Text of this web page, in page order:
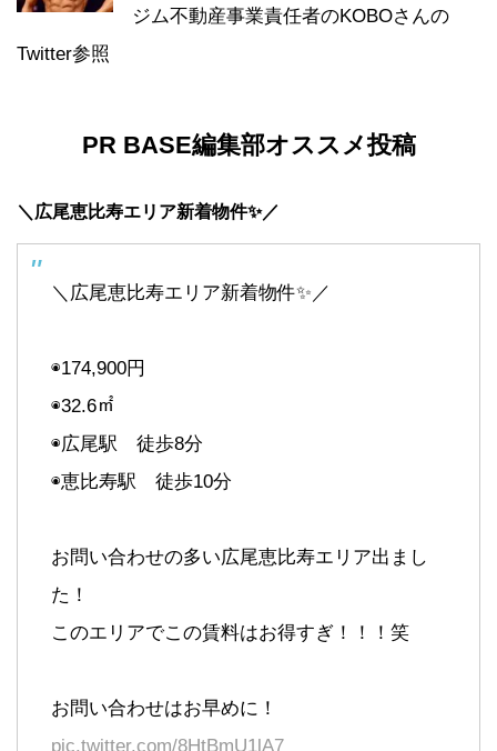
ジム不動産事業責任者のKOBOさんの
Twitter参照
PR BASE編集部オススメ投稿
＼広尾恵比寿エリア新着物件✨／
＼広尾恵比寿エリア新着物件✨／
◉174,900円
◉32.6㎡
◉広尾駅 徒歩8分
◉恵比寿駅 徒歩10分
お問い合わせの多い広尾恵比寿エリア出まし
た！
このエリアでこの賃料はお得すぎ！！！笑
お問い合わせはお早めに！
pic.twitter.com/8HtBmU1lA7